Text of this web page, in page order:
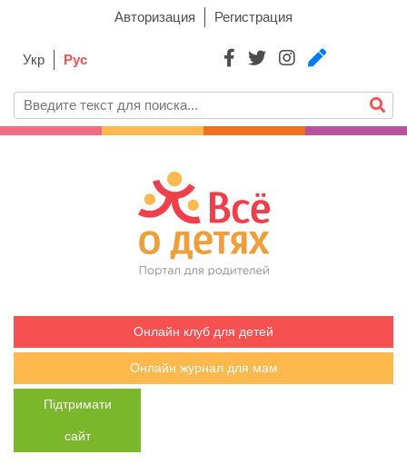
Авторизация Регистрация
Укр Рус
Онлайн клуб для детей
Онлайн журнал для мам
Підтримати
сайт